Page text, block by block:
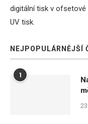
digitální tisk v
UV tisk.
NEJPOPULÁRNĚJŠÍ
1